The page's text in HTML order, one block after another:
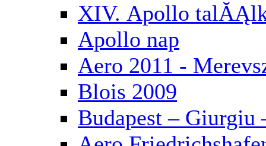
XIV. Apollo
Apollo nap
Aero 2011 -
Blois 2009
Budapest – Giurgiu